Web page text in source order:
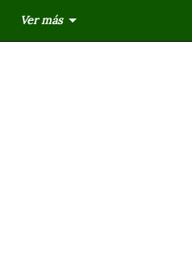
Ver más